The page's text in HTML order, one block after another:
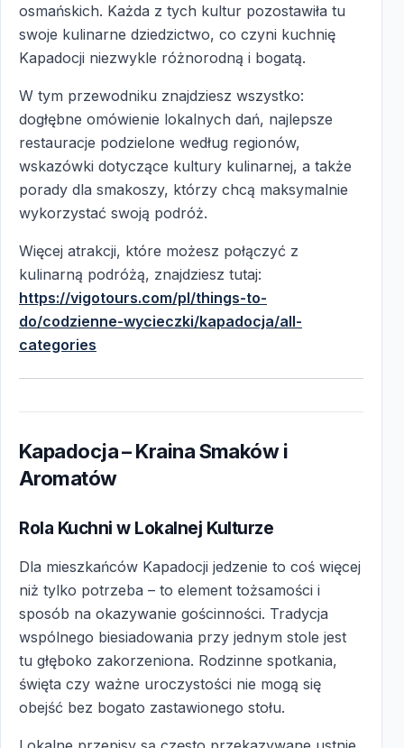
osmańskich. Każda z tych kultur pozostawiła tu
swoje kulinarne dziedzictwo, co czyni kuchnię
Kapadocji niezwykle różnorodną i bogatą.
W tym przewodniku znajdziesz wszystko:
dogłębne omówienie lokalnych dań, najlepsze
restauracje podzielone według regionów,
wskazówki dotyczące kultury kulinarnej, a także
porady dla smakoszy, którzy chcą maksymalnie
wykorzystać swoją podróż.
Więcej atrakcji, które możesz połączyć z
kulinarną podróżą, znajdziesz tutaj:
https://vigotours.com/pl/things-to-
do/codzienne-wycieczki/kapadocja/all-
categories
Kapadocja – Kraina Smaków i
Aromatów
Rola Kuchni w Lokalnej Kulturze
Dla mieszkańców Kapadocji jedzenie to coś więcej
niż tylko potrzeba – to element tożsamości i
sposób na okazywanie gościnności. Tradycja
wspólnego biesiadowania przy jednym stole jest
tu głęboko zakorzeniona. Rodzinne spotkania,
święta czy ważne uroczystości nie mogą się
obejść bez bogato zastawionego stołu.